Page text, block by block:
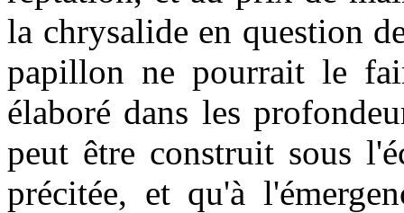
la chrysalide en question
papillon ne pourrait le
élaboré dans les
peut être construit sous
précitée, et qu'à